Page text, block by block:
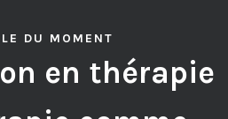
DU MOMENT
en thérapie